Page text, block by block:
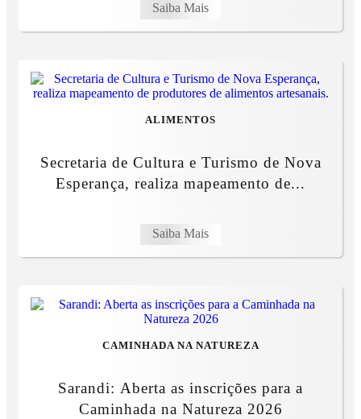
Saiba Mais
ALIMENTOS
Secretaria de Cultura e Turismo de Nova
Esperança, realiza mapeamento de...
Saiba Mais
CAMINHADA NA NATUREZA
Sarandi: Aberta as inscrições para a
Caminhada na Natureza 2026